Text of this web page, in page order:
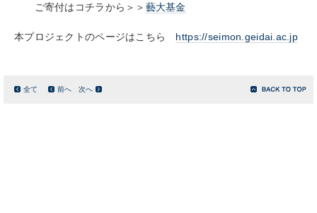
ご寄付はコチラから＞＞ 藝大基金
本プロジェクトのページはこちら https://seimon.geidai.ac.jp
全て 前へ 次へ